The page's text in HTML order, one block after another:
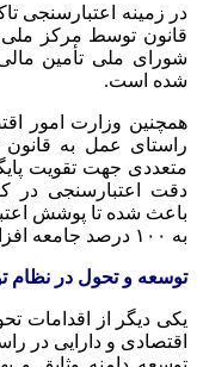
قانون توسط مرکز ملی
شورای ملی تأمین
شده است.
همچنین وزارت امور
راستای عمل به قانون
متعددی جهت تقویت
دقت اعتبارسنجی در
به ۱۰۰ درصد جامعه افزایش یابد.
توسعه و تحول در نظام
یکی دیگر از اقدامات
اقتصادی و دارایی در